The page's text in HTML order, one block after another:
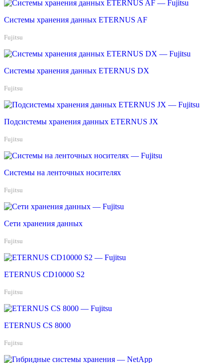
Системы хранения данных ETERNUS AF
Fujitsu
Системы хранения данных ETERNUS DX
Fujitsu
Подсистемы хранения данных ETERNUS JX
Fujitsu
Системы на ленточных носителях
Fujitsu
Сети хранения данных
Fujitsu
ETERNUS CD10000 S2
Fujitsu
ETERNUS CS 8000
Fujitsu